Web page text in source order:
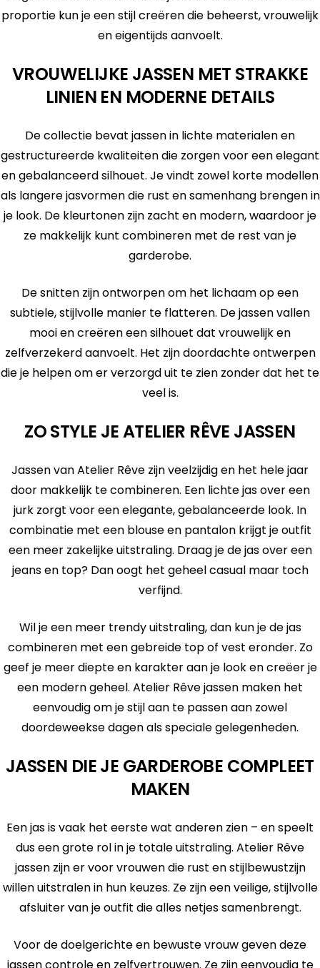
proportie kun je een stijl creëren die beheerst, vrouwelijk
en eigentijds aanvoelt.
VROUWELIJKE JASSEN MET STRAKKE
LINIEN EN MODERNE DETAILS
De collectie bevat jassen in lichte materialen en
gestructureerde kwaliteiten die zorgen voor een elegant
en gebalanceerd silhouet. Je vindt zowel korte modellen
als langere jasvormen die rust en samenhang brengen in
je look. De kleurtonen zijn zacht en modern, waardoor je
ze makkelijk kunt combineren met de rest van je
garderobe.
De snitten zijn ontworpen om het lichaam op een
subtiele, stijlvolle manier te flatteren. De jassen vallen
mooi en creëren een silhouet dat vrouwelijk en
zelfverzekerd aanvoelt. Het zijn doordachte ontwerpen
die je helpen om er verzorgd uit te zien zonder dat het te
veel is.
ZO STYLE JE ATELIER RÊVE JASSEN
Jassen van Atelier Rêve zijn veelzijdig en het hele jaar
door makkelijk te combineren. Een lichte jas over een
jurk zorgt voor een elegante, gebalanceerde look. In
combinatie met een blouse en pantalon krijgt je outfit
een meer zakelijke uitstraling. Draag je de jas over een
jeans en top? Dan oogt het geheel casual maar toch
verfijnd.
Wil je een meer trendy uitstraling, dan kun je de jas
combineren met een gebreide top of vest eronder. Zo
geef je meer diepte en karakter aan je look en creëer je
een modern geheel. Atelier Rêve jassen maken het
eenvoudig om je stijl aan te passen aan zowel
doordeweekse dagen als speciale gelegenheden.
JASSEN DIE JE GARDEROBE COMPLEET
MAKEN
Een jas is vaak het eerste wat anderen zien – en speelt
dus een grote rol in je totale uitstraling. Atelier Rêve
jassen zijn er voor vrouwen die rust en stijlbewustzijn
willen uitstralen in hun keuzes. Ze zijn een veilige, stijlvolle
afsluiter van je outfit die alles netjes samenbrengt.
Voor de doelgerichte en bewuste vrouw geven deze